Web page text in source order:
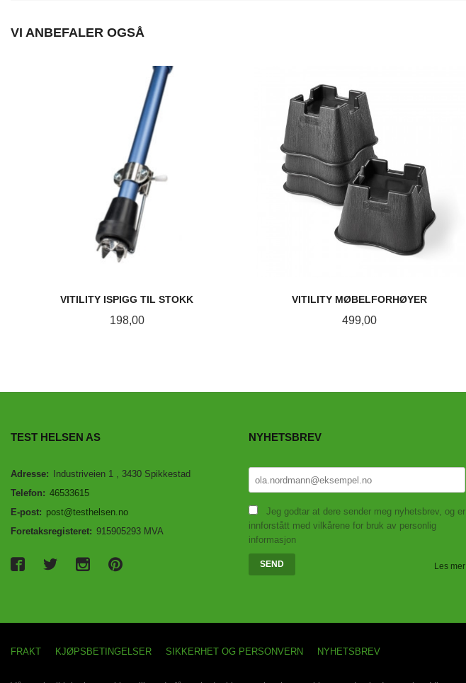
VI ANBEFALER OGSÅ
VITILITY ISPIGG TIL STOKK
Pris
198,00
VITILITY MØBELFORHØYER
Pris
499,00
TEST HELSEN AS
Adresse:
Industriveien 1 , 3430 Spikkestad
Telefon: 46533615
E-post: post@testhelsen.no
Foretaksregisteret: 915905293 MVA
NYHETSBREV
Jeg godtar at dere sender meg nyhetsbrev, og er
innforstått med vilkårene for bruk av personlig
informasjon
Les mer
FRAKT KJØPSBETINGELSER SIKKERHET OG PERSONVERN NYHETSBREV